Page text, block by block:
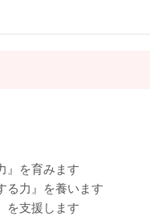
』を育みます
る力』を養います
を支援します